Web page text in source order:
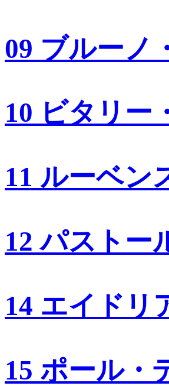
09 ブルーノ
10 ビタリー
11 ルーベン
12 パストー
14 エイドリ
15 ポール・